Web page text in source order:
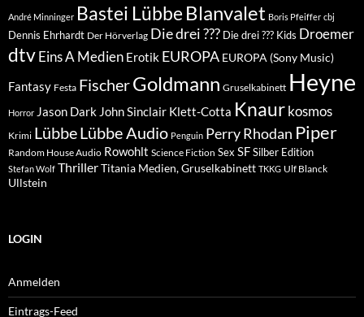
André Minninger Bastei Lübbe Blanvalet Boris Pfeiffer cbj
Dennis Ehrhardt Der Hörverlag Die drei ??? Die drei ??? Kids Droemer
dtvEins A Medien Erotik EUROPA EUROPA (Sony Music)
Fantasy Festa FischerGoldmann Gruselkabinett Heyne
Horror Jason Dark John Sinclair Klett-Cotta Knaur kosmos
Krimi LübbeLübbe Audio Penguin Perry Rhodan Piper
Random House Audio Rowohlt Science Fiction Sex SFSilber Edition
Stefan Wolf ThrillerTitania Medien, Gruselkabinett TKKG Ulf Blanck
Ullstein
LOGIN
Anmelden
Eintrags-Feed